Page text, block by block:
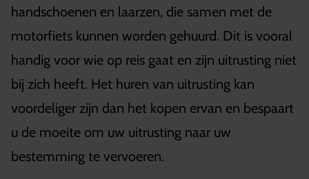
handschoenen en laarzen, die samen met de
motorfiets kunnen worden gehuurd. Dit is vooral
handig voor wie op reis gaat en zijn uitrusting niet
bij zich heeft. Het huren van uitrusting kan
voordeliger zijn dan het kopen ervan en bespaart
u de moeite om uw uitrusting naar uw
bestemming te vervoeren.